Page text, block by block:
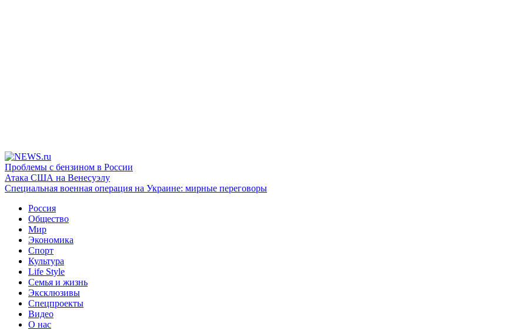
Проблемы с бензином в России
Атака США на Венесуэлу
Специальная военная операция на Украине: мирные переговоры
Россия
Общество
Мир
Экономика
Спорт
Культура
Life Style
Семья и жизнь
Эксклюзивы
Спецпроекты
Видео
О нас